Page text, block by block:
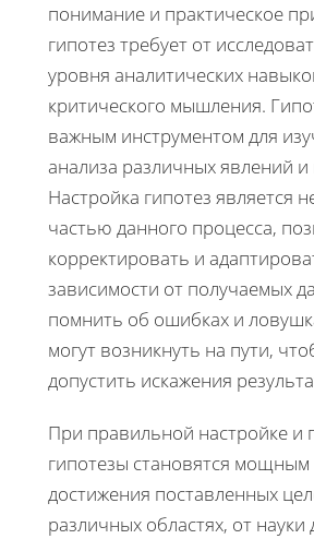
понимание и практическое
гипотез требует от
уровня аналитических
критического мышления.
важным инструментом для
анализа различных явлений и
Настройка гипотез является
частью данного процесса,
корректировать и
зависимости от получаемых
помнить об ошибках и
могут возникнуть на пути,
допустить искажения
При правильной настройке и
гипотезы становятся мощным
достижения поставленных
различных областях, от науки